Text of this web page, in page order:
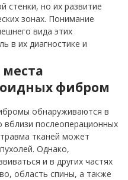
стенки, но их развитие
зонах. Понимание
вида этих
в их диагностике и
фибром
обнаруживаются в
послеоперационных
тканей может
Однако,
и в других частях
область спины, а также